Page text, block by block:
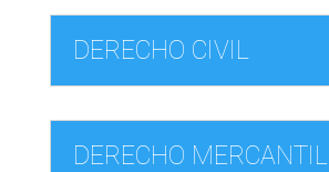
DERECHO CIVIL
DERECHO MERCANTIL